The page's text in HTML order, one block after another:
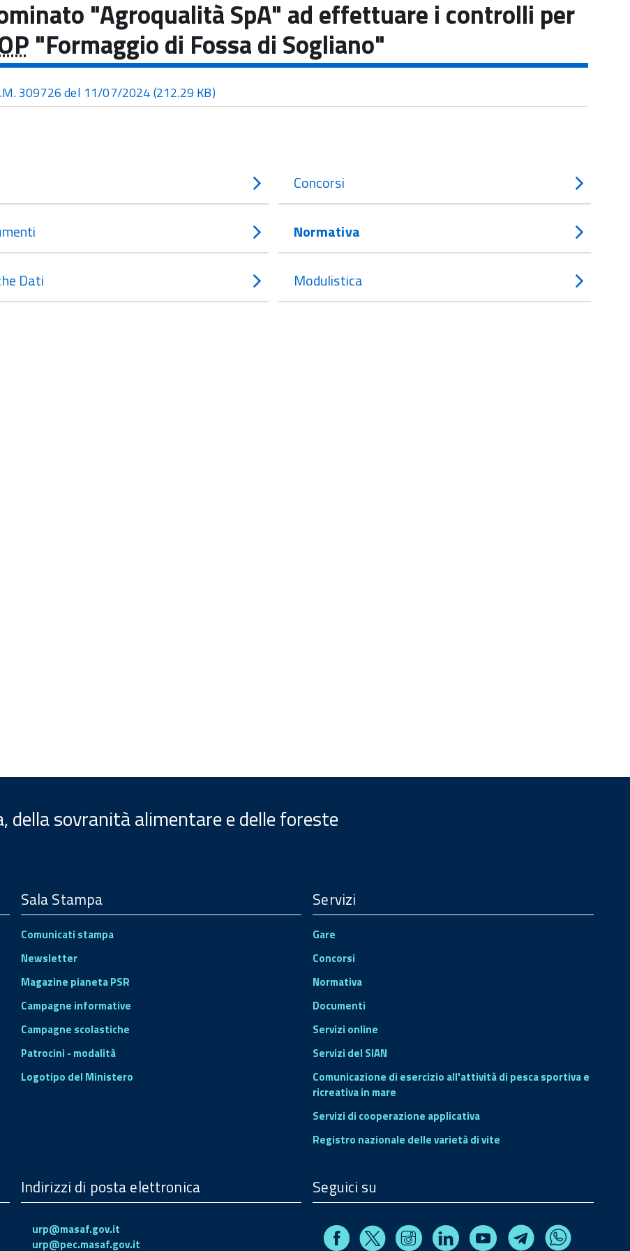
"Agroqualità SpA" ad effettuare i controlli per
"Formaggio di Fossa di Sogliano"
309726 del 11/07/2024(212.29 KB)
Concorsi
Normativa
Dati Modulistica
della sovranità alimentare e delle foreste
Sala Stampa
Comunicati stampa
Newsletter
Magazine pianeta PSR
Campagne informative
Campagne scolastiche
Patrocini - modalità
Logotipo del Ministero
Servizi
Gare
Concorsi
Normativa
Documenti
Servizi online
Servizi del SIAN
Comunicazione di esercizio all'attività di pesca sportiva e
ricreativa in mare
Servizi di cooperazione applicativa
Registro nazionale delle varietà di vite
Indirizzi di posta elettronica
urp@masaf.gov.it
urp@pec.masaf.gov.it
Seguici su
Facebook
X InstagramLinkedinYoutube TelegramWhatsapp